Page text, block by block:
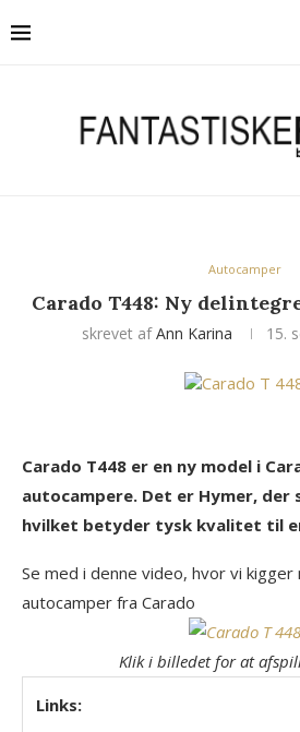
Autocamper
Carado T448: Ny
skrevet afAnn Karina 15.
Carado T448 er en ny model i
autocampere. Det er Hymer, der
hvilket betyder tysk kvalitet til
Se med i denne video, hvor vi
autocamper fra Carado
Klik i billedet for at
Links: